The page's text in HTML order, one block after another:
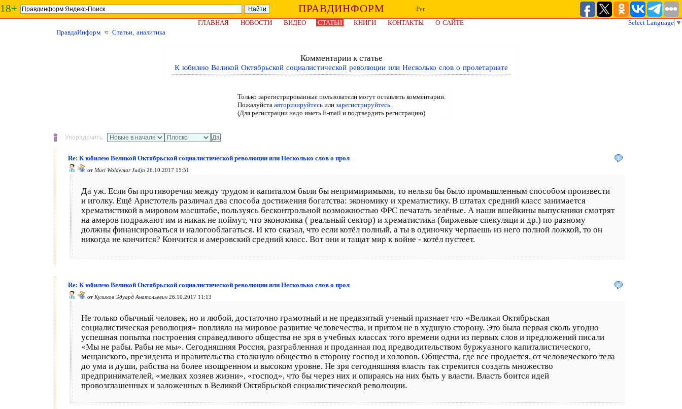
18+ ПРАВДИНФОРМ
Рег
ГЛАВНАЯ
НОВОСТИ ВИДЕО СТАТЬИ КНИГИ КОНТАКТЫ О САЙТЕ Select Language ▼
ПравдаИнформ ≈ Статьи, аналитика
Комментарии к статье
К юбилею Великой Октябрьской социалистической революции или Несколько слов о пролетариате
Только зарегистрированные пользователи могут оставлять комментарии.
Пожалуйста авторизируйтесьили зарегистрируйтесь.
(Для регистрации надо иметь E-mail и подтвердить регистрацию)
Упорядочить:
Re: К юбилею Великой Октябрьской социалистической революции или Несколько слов о прол
от Muri Woldemar Judjn 26.10.2017 15:51
Да уж. Если бы противоречия между трудом и капиталом были бы непримиримыми, то нельзя бы было промышленным способом произвести
и иголку. Ещё Аристотель различал два способа достижения богатства: экономику и хрематистику. В штатах средний класс занимается
хрематистикой в мировом масштабе, пользуясь бесконтрольной возможностью ФРС печатать зелёные. А наши вшейкины выпускники смотрят
на амеров подражают им и никак не поймут, что экономика ( реальный сектор) и хрематистика (биржевые спекуляци и др.) по разному
должны финансироваться и налогооблагаться. И кто сказал, что если котёл полный, а ты в одиночку черпаешь из него полной ложкой, то он
никогда не кончится? Кончится и амеровский средний класс. Вот они и тащат мир к войне - котёл пустеет.
Re: К юбилею Великой Октябрьской социалистической революции или Несколько слов о прол
от Куликов Эдуард Анатольевич 26.10.2017 11:13
Не только обычный человек, но и любой, достаточно грамотный и не предвзятый ученый признает что «Великая Октябрьская
социалистическая революция» повлияла на мировое развитие человечества, и притом не в худшую сторону. Это была первая сколь угодно
успешная попытка построения справедливого общества не зря в учебных классах того времени одни из первых слов и предложений писали
«Мы не рабы. Рабы не мы». Сегодняшняя Россия, разграбленная и проданная под предводительством буржуазного капиталистического,
мещанского, президента и правительства столкнуло общество в сторону господ и холопов. Общества, где все продается, от человеческого тела
до ума и души, рабства на более изощренном и высоком уровне. Не зря сегодняшняя власть так стремится создать множество
предпринимателей, «мелких хозяев жизни», «господ», что бы через них и опираясь на них быть у власти. Власть боится идей
провозглашенных и заложенных в Великой Октябрьской социалистической революции.